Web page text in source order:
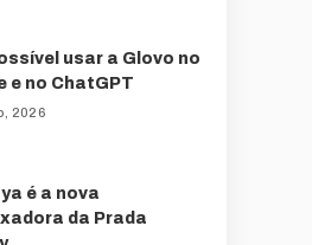
usar a Glovo no
e no ChatGPT
2026
é a nova
da Prada